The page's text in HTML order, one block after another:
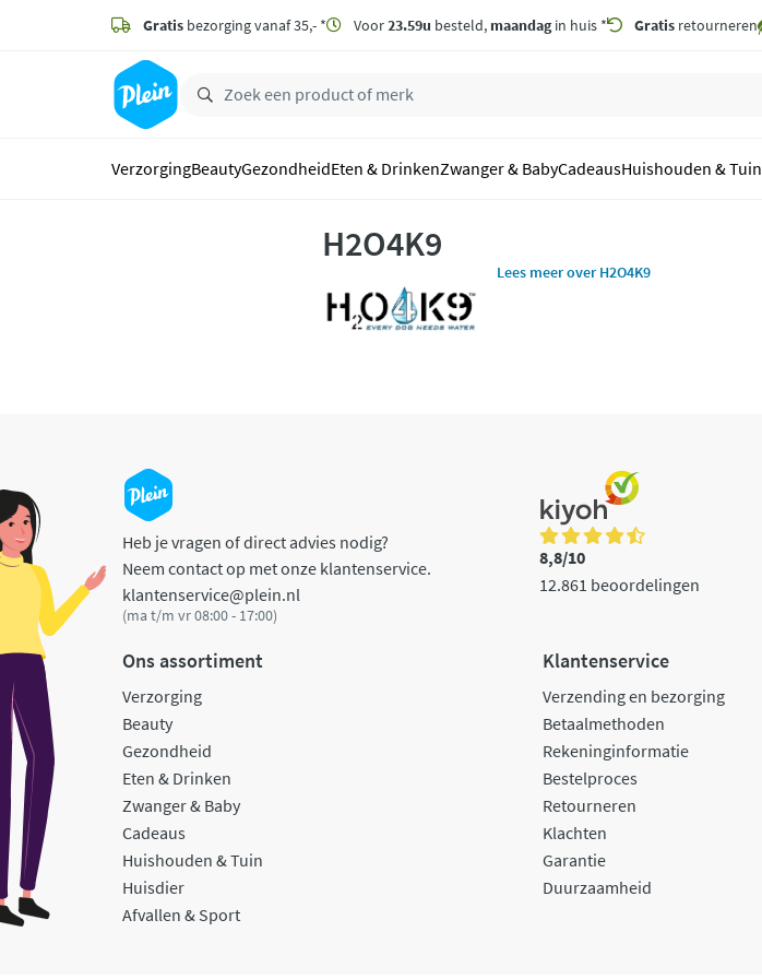
zoeken
hoofdinhoud
Gratis bezorging vanaf 35,- * Voor23.59u besteld, maandagin huis * Gratis retourneren
VerzorgingBeautyGezondheidEten & DrinkenZwanger & BabyCadeausHuishouden & Tuin
H2O4K9
Lees meer over H2O4K9
Heb je vragen of direct advies nodig?
Neem contact op met onze klantenservice.
klantenservice@plein.nl
(ma t/m vr 08:00 - 17:00)
8,8/10
12.861 beoordelingen
Ons assortiment
Verzorging
Beauty
Gezondheid
Eten & Drinken
Zwanger & Baby
Cadeaus
Huishouden & Tuin
Huisdier
Afvallen & Sport
Klantenservice
Verzending en bezorging
Betaalmethoden
Rekeninginformatie
Bestelproces
Retourneren
Klachten
Garantie
Duurzaamheid